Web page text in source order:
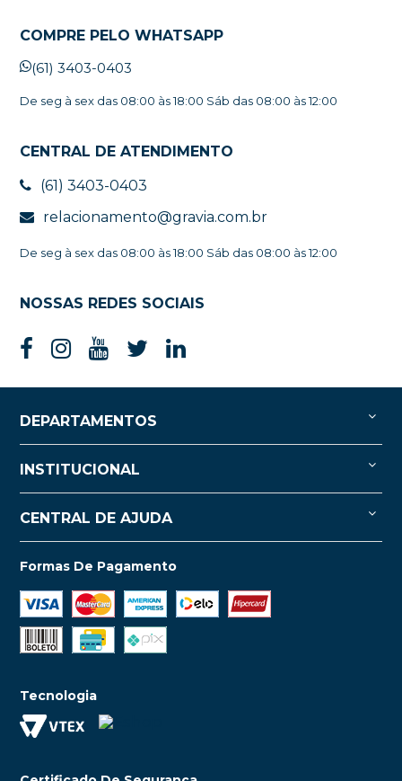
COMPRE PELO WHATSAPP
(61) 3403-0403
De seg à sex das 08:00 às 18:00 Sáb das 08:00 às 12:00
CENTRAL DE ATENDIMENTO
(61) 3403-0403
relacionamento@gravia.com.br
De seg à sex das 08:00 às 18:00 Sáb das 08:00 às 12:00
NOSSAS REDES SOCIAIS
DEPARTAMENTOS
INSTITUCIONAL
CENTRAL DE AJUDA
Formas De Pagamento
Tecnologia